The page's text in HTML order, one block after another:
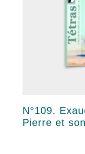
N°109.
Pierre et